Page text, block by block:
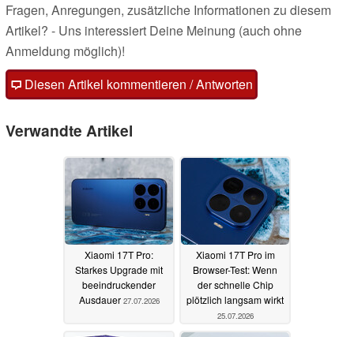
Fragen, Anregungen, zusätzliche Informationen zu diesem
Artikel? - Uns interessiert Deine Meinung (auch ohne
Anmeldung möglich)!
Diesen Artikel kommentieren / Antworten
Verwandte Artikel
Xiaomi 17T Pro:
Starkes Upgrade mit
beeindruckender
Ausdauer 27.07.2026
Xiaomi 17T Pro im
Browser-Test: Wenn
der schnelle Chip
plötzlich langsam wirkt
25.07.2026